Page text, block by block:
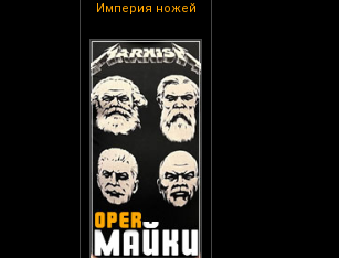
Империя ножей